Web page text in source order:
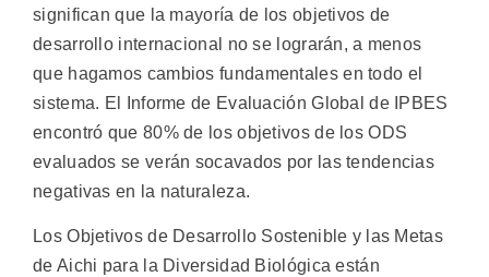
significan que la mayoría de los objetivos de
desarrollo internacional no se lograrán, a menos
que hagamos cambios fundamentales en todo el
sistema. El Informe de Evaluación Global de IPBES
encontró que 80% de los objetivos de los ODS
evaluados se verán socavados por las tendencias
negativas en la naturaleza.
Los Objetivos de Desarrollo Sostenible y las Metas
de Aichi para la Diversidad Biológica están